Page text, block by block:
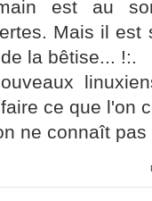
est au
Mais il est
la bêtise... !:.
ce que l'on
ne connaît pas